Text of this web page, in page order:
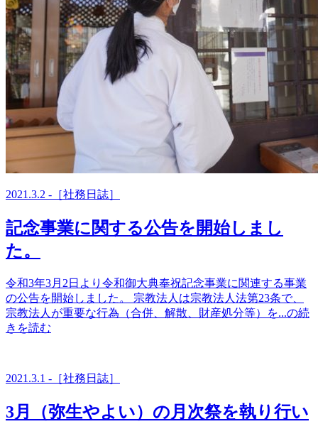
2021.3.2 -［社務日誌］
記念事業に関する公告を開始しまし
た。
令和3年3月2日より令和御大典奉祝記念事業に関連する事業
の公告を開始しました。 宗教法人は宗教法人法第23条で、
宗教法人が重要な行為（合併、解散、財産処分等）を...の続
きを読む
2021.3.1 -［社務日誌］
3月（弥生やよい）の月次祭を執り行い